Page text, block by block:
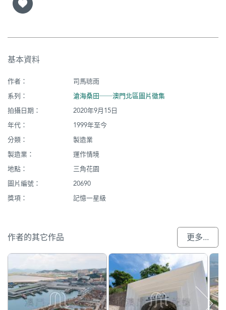
街
市
基本資料
作者：
司馬聴雨
系列：
滄海桑田──澳門北區圖片徵集
拍攝日期：
2020年9月15日
年代：
1999年至今
分類：
製造業
製造業：
運作情境
地點：
三角花園
圖片編號：
20690
獎項：
記憶一星級
作者的其它作品 更多...